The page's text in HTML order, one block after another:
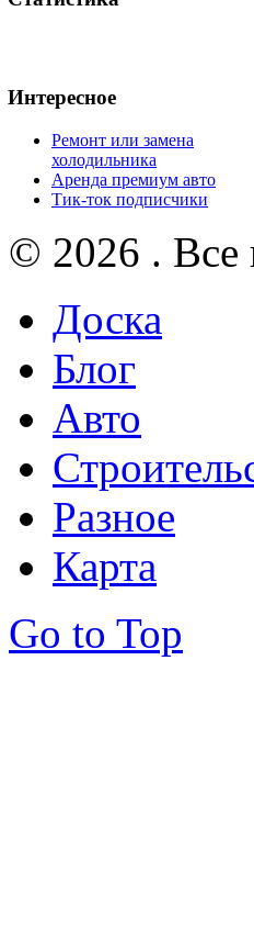
Интересное
Ремонт или замена
холодильника
Аренда премиум авто
Тик-ток подписчики
© 2026 . Все
Доска
Блог
Авто
Разное
Карта
Go to Top